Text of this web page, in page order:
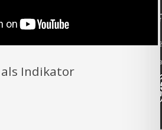
Indikator